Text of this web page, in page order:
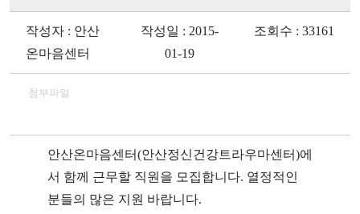
작성자 : 안산
온마음센터
작성일 : 2015-
01-19
조회수 : 33161
첨부파일
안산온마음센터(안산정신건강트라우마센터)에
서 함께 근무할 직원을 모집합니다. 열정적인
분들의 많은 지원 바랍니다.